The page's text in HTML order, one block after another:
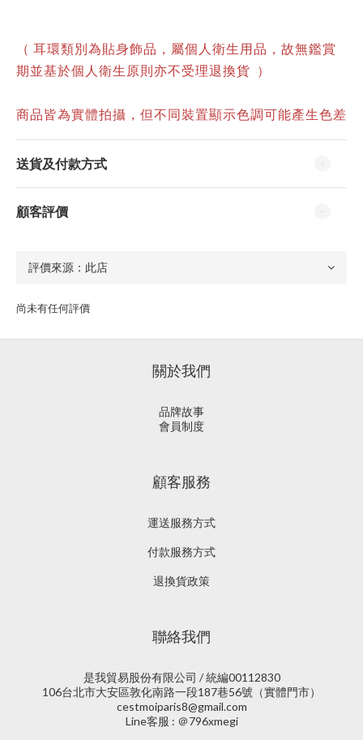
（ 耳環類別為貼身飾品，屬個人衛生用品，故無鑑賞
期並基於個人衛生原則亦不受理退換貨 ）
商品皆為實體拍攝，但不同裝置顯示色調可能產生色差
送貨及付款方式
顧客評價
尚未有任何評價
關於我們
品牌故事
會員制度
顧客服務
運送服務方式
付款服務方式
退換貨政策
聯絡我們
是我貿易股份有限公司 / 統編00112830
106台北市大安區敦化南路一段187巷56號（實體門市）
cestmoiparis8@gmail.com
Line客服 : ＠796xmegi